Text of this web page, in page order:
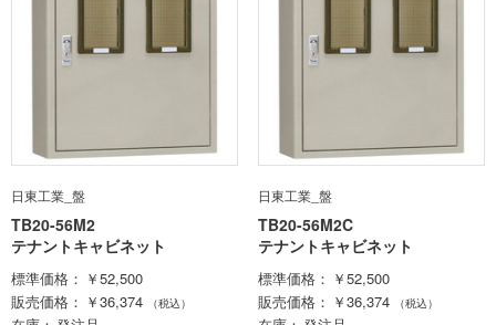
日東工業_盤
TB20-56M2
テナントキャビネット
標準価格
￥52,500
販売価格
￥36,374 （税込）
日東工業_盤
TB20-56M2C
テナントキャビネット
標準価格
￥52,500
販売価格
￥36,374 （税込）